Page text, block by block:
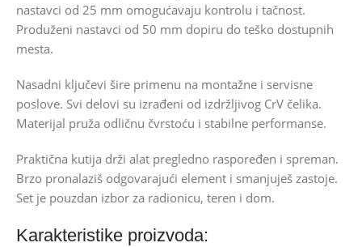
nastavci od 25 mm omogućavaju kontrolu i tačnost.
Produženi nastavci od 50 mm dopiru do teško dostupnih
mesta.
Nasadni ključevi šire primenu na montažne i servisne
poslove. Svi delovi su izrađeni od izdržljivog CrV čelika.
Materijal pruža odličnu čvrstoću i stabilne performanse.
Praktična kutija drži alat pregledno raspoređen i spreman.
Brzo pronalaziš odgovarajući element i smanjuješ zastoje.
Set je pouzdan izbor za radionicu, teren i dom.
Karakteristike proizvoda: